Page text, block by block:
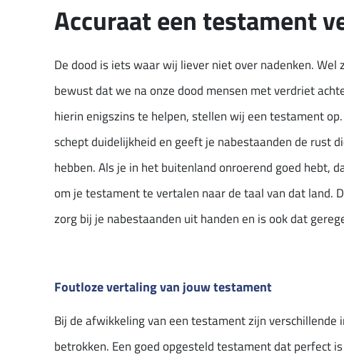
Accuraat een testament
De dood is iets waar wij liever niet over nadenken. Wel
bewust dat we na onze dood mensen met verdriet
hierin enigszins te helpen, stellen wij een testament
schept duidelijkheid en geeft je nabestaanden de rust
hebben. Als je in het buitenland onroerend goed hebt,
om je testament te vertalen naar de taal van dat land.
zorg bij je nabestaanden uit handen en is ook dat
Foutloze vertaling van jouw testament
Bij de afwikkeling van een testament zijn verschillende
betrokken. Een goed opgesteld testament dat perfect